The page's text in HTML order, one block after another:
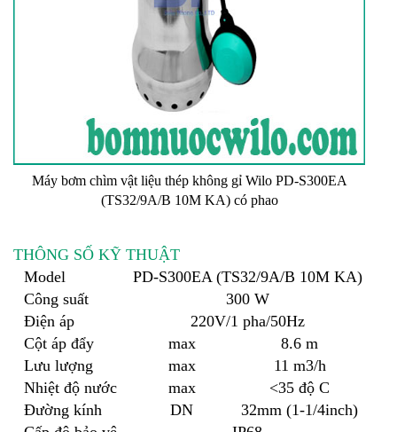
Máy bơm chìm vật liệu thép không gỉ Wilo PD-S300EA
(TS32/9A/B 10M KA) có phao
THÔNG SỐ KỸ THUẬT
Model
PD-S300EA (TS32/9A/B 10M KA)
Công suất
300 W
Điện áp
220V/1 pha/50Hz
Cột áp đẩy
max
8.6 m
Lưu lượng
max
11 m3/h
Nhiệt độ nước
max
<35 độ C
Đường kính
DN
32mm (1-1/4inch)